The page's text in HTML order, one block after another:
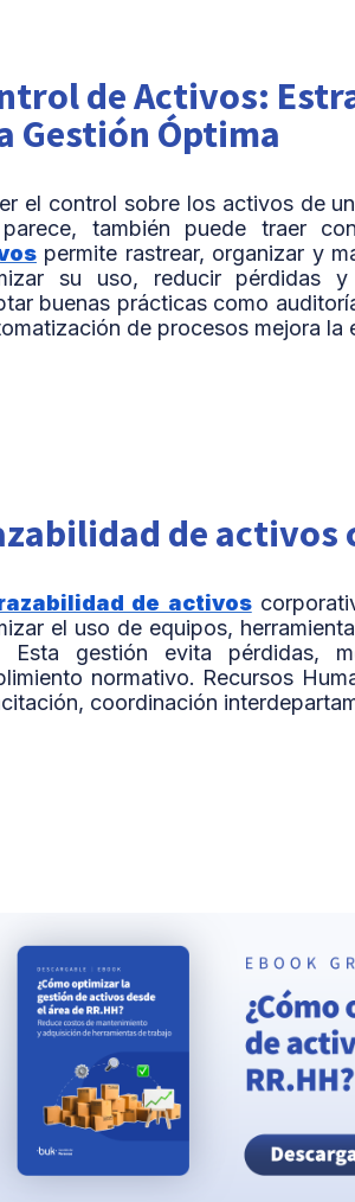
de Activos:
Gestión Óptima
el control sobre los activos de
también puede traer
permite rastrear, organizar y
su uso, reducir pérdidas y
buenas prácticas como
de procesos mejora la
de
de activos
el uso de equipos,
Esta gestión evita pérdidas,
normativo. Recursos
coordinación